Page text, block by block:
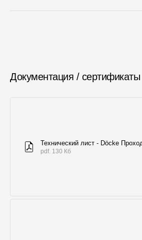
Документация / сертификаты
Технический лист - Döcke
pdf. 130 Кб